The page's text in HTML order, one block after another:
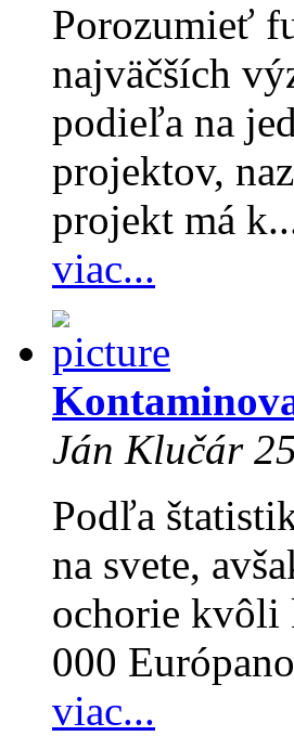
Porozumieť
najväčších
podieľa na
projektov,
projekt má
viac...
Ján Klučár
Podľa
na svete,
ochorie kvôli
000
viac...